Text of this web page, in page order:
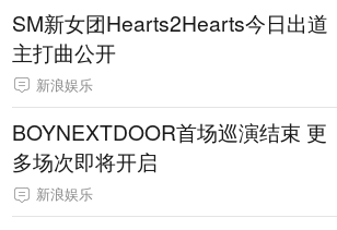
SM新女团Hearts2Hearts今日出道
主打曲公开
新浪娱乐
BOYNEXTDOOR首场巡演结束 更
多场次即将开启
新浪娱乐